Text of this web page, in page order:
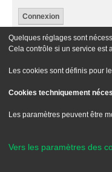
Cette catégorie n’a pas de
Stylewe_universalcreated by
Quelques réglages sont
Cela contrôle si un service est
Les cookies sont définis pour
Cookies techniquement
Les paramètres peuvent être
Vers les paramètres des